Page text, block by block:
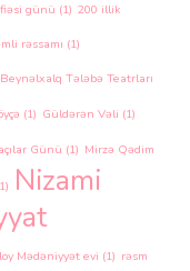
günü (1) 200 illik
rəssamı (1)
Beynəlxalq Tələbə Teatrları
(1) Güldərən Vəli (1)
Günü (1) Mirzə Qədim
Nizami
Mədəniyyət evi (1) rəsm